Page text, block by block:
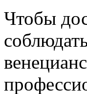
Чтобы